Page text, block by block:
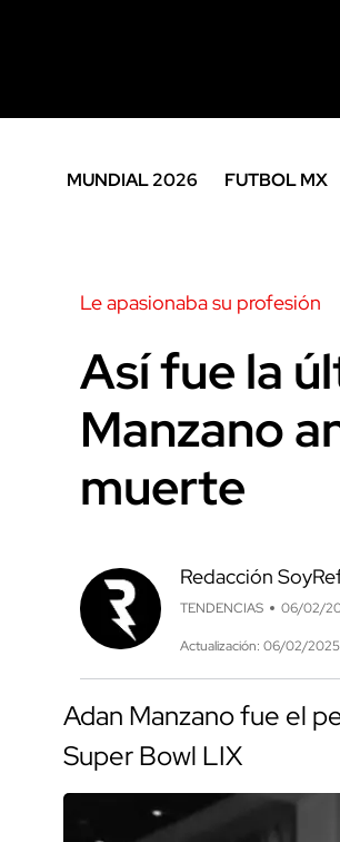
MUNDIAL 2026 FUTBOL MX
Le apasionaba su profesión
Así fue la
Manzano
muerte
Redacción
TENDENCIAS 06/02/
Actualización: 06/02/2025
Adan Manzano fue el
Super Bowl LIX